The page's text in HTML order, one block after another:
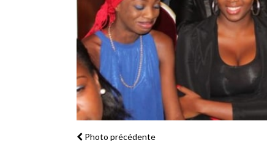
Photo précédente